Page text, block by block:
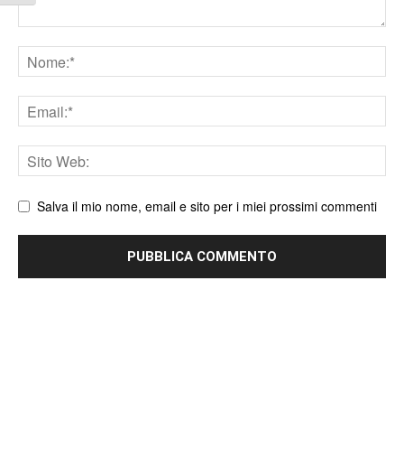
Nome
Email
Sito
web
Salva il mio nome, email e sito per i miei prossimi commenti